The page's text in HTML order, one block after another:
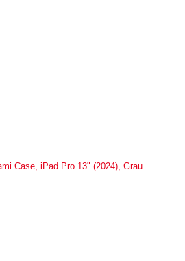
Case, iPad Pro 13" (2024), Grau